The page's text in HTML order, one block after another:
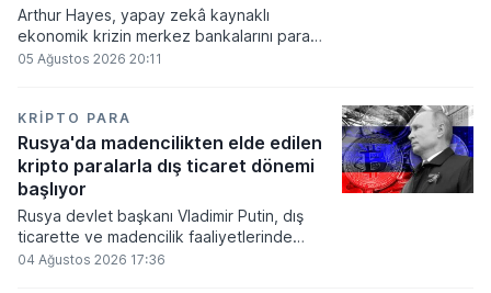
Arthur Hayes, yapay zekâ kaynaklı
ekonomik krizin merkez bankalarını para
basmaya zorlayacağını ve bu durumun
kayıplarının tetikleyeceği kredi krizinin
küresel likidite artışına yol açacağını belirtti
ve bitcoinin bu süreçte en hızlı tepki veren
varlık olacağı vurguladı.
05 Ağustos 2026 20:11
KRIPTO PARA
Rusya'da madencilikten elde edilen
kripto paralarla dış ticaret dönemi
başlıyor
Rusya devlet başkanı Vladimir Putin, dış
ticarette ve madencilik faaliyetlerinde
kripto varlıkların kullanımına onay veren
04 Ağustos 2026 17:36